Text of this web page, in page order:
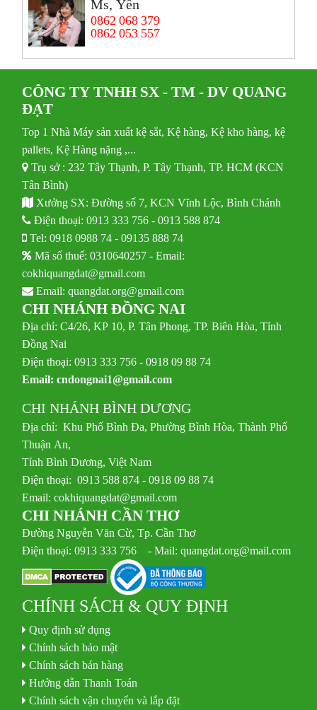
Ms, Yến
0862 068 379
0862 053 557
CÔNG TY TNHH SX - TM - DV QUANG
ĐẠT
Top 1 Nhà Máy sản xuất kệ sắt, Kệ hàng, Kệ kho hàng, kệ
pallets, Kệ Hàng nặng ,...
Trụ sở : 232 Tây Thạnh, P. Tây Thạnh, TP. HCM (KCN
Tân Bình)
Xưởng SX: Đường số 7, KCN Vĩnh Lộc, Bình Chánh
Điện thoại:0913 333 756 -0913 588 874
Tel:0918 0988 74 -09135 888 74
Mã số thuế: 0310640257 - Email:
cokhiquangdat@gmail.com
Email:quangdat.org@gmail.com
CHI NHÁNH ĐỒNG NAI
Địa chỉ: C4/26, KP 10, P. Tân Phong, TP. Biên Hòa, Tỉnh
Đồng Nai
Điện thoại: 0913 333 756 - 0918 09 88 74
Email:cndongnai1@gmail.com
CHI NHÁNH BÌNH DƯƠNG
Địa chỉ: Khu Phố Bình Đa, Phường Bình Hòa, Thành Phố
Thuận An,
Tỉnh Bình Dương, Việt Nam
Điện thoại: 0913 588 874 - 0918 09 88 74
Email:cokhiquangdat@gmail.com
CHI NHÁNH CẦN THƠ
Đường Nguyễn Văn Cừ, Tp. Cần Thơ
Điện thoại: 0913 333 756 - Mail: quangdat.org@mail.com
CHÍNH SÁCH & QUY ĐỊNH
Quy định sử dụng
Chính sách bảo mật
Chính sách bán hàng
Hướng dẫn Thanh Toán
Chính sách vận chuyển và lắp đặt